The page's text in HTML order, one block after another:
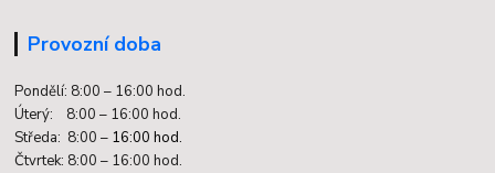
Provozní doba
Pondělí: 8:00 – 16:00 hod.
Úterý: 8:00 – 16:00 hod.
Středa: 8:00 – 16:00 hod.
Čtvrtek: 8:00 – 16:00 hod.